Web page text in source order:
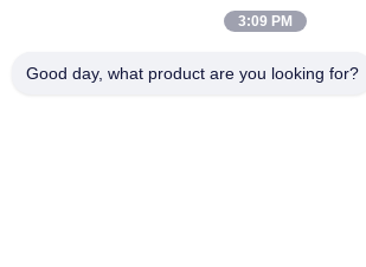
superbe
tuyau d'acier
3:09 PM
Good day, what product are you looking for?